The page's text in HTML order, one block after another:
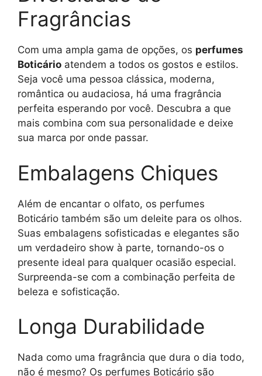
Fragrâncias
Com uma ampla gama de opções, os perfumes
Boticário atendem a todos os gostos e estilos.
Seja você uma pessoa clássica, moderna,
romântica ou audaciosa, há uma fragrância
perfeita esperando por você. Descubra a que
mais combina com sua personalidade e deixe
sua marca por onde passar.
Embalagens Chiques
Além de encantar o olfato, os perfumes
Boticário também são um deleite para os olhos.
Suas embalagens sofisticadas e elegantes são
um verdadeiro show à parte, tornando-os o
presente ideal para qualquer ocasião especial.
Surpreenda-se com a combinação perfeita de
beleza e sofisticação.
Longa Durabilidade
Nada como uma fragrância que dura o dia todo,
não é mesmo? Os perfumes Boticário são